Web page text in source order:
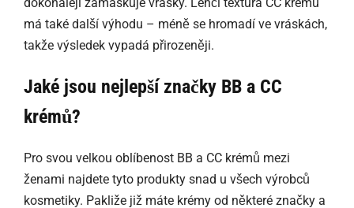
má také další výhodu – méně se hromadí ve vráskách,
takže výsledek vypadá přirozeněji.
Jaké jsou nejlepší značky BB a CC
krémů?
Pro svou velkou oblíbenost BB a CC krémů mezi
ženami najdete tyto produkty snad u všech výrobců
kosmetiky. Pakliže již máte krémy od některé značky a